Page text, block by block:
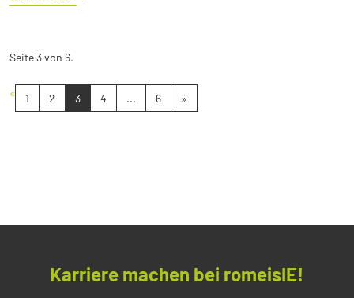
Seite 3 von 6.
« 1 2 3 4 ... 6 »
Karriere machen bei romeisIE!